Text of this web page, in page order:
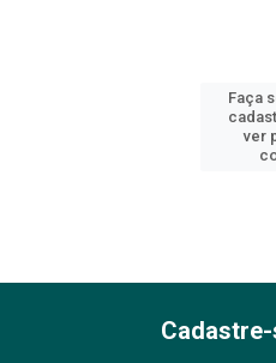
Faça
ver